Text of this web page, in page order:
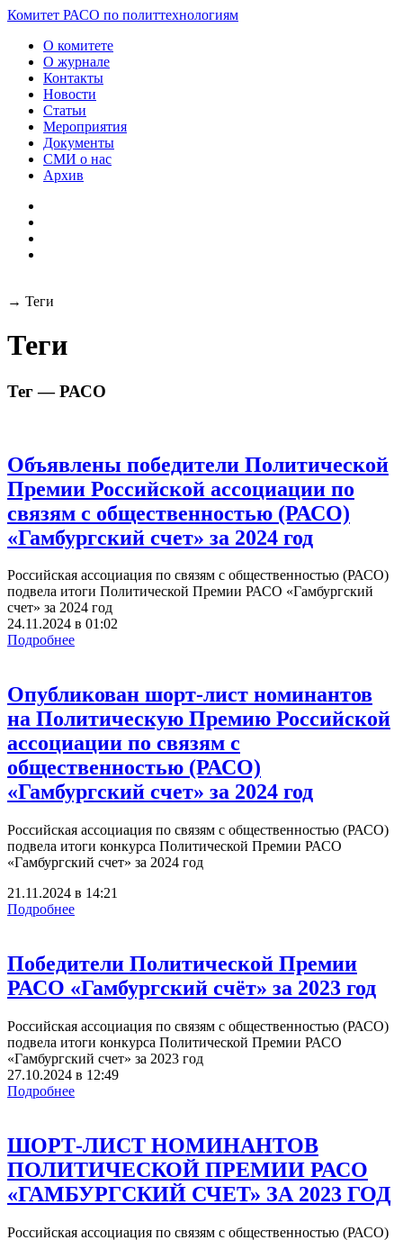
Комитет РАСО по политтехнологиям
О комитете
О журнале
Контакты
Новости
Статьи
Мероприятия
Документы
СМИ о нас
Архив
→ Теги
Теги
Тег — РАСО
Объявлены победители Политической
Премии Российской ассоциации по
связям с общественностью (РАСО)
«Гамбургский счет» за 2024 год
Российская ассоциация по связям с общественностью (РАСО)
подвела итоги Политической Премии РАСО «Гамбургский
счет» за 2024 год
24.11.2024 в 01:02
Подробнее
Опубликован шорт-лист номинантов
на Политическую Премию Российской
ассоциации по связям с
общественностью (РАСО)
«Гамбургский счет» за 2024 год
Российская ассоциация по связям с общественностью (РАСО)
подвела итоги конкурса Политической Премии РАСО
«Гамбургский счет» за 2024 год
21.11.2024 в 14:21
Подробнее
Победители Политической Премии
РАСО «Гамбургский счёт» за 2023 год
Российская ассоциация по связям с общественностью (РАСО)
подвела итоги конкурса Политической Премии РАСО
«Гамбургский счет» за 2023 год
27.10.2024 в 12:49
Подробнее
ШОРТ-ЛИСТ НОМИНАНТОВ
ПОЛИТИЧЕСКОЙ ПРЕМИИ РАСО
«ГАМБУРГСКИЙ СЧЕТ» ЗА 2023 ГОД
Российская ассоциация по связям с общественностью (РАСО)